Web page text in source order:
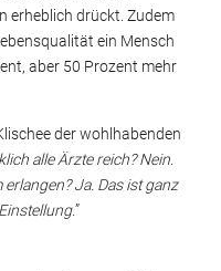
erheblich drückt. Zudem
ein Mensch
aber 50 Prozent mehr
der wohlhabenden
alle Ärzte reich? Nein.
Ja. Das ist ganz
”